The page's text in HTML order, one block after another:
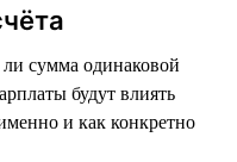
ли сумма одинаковой
будут влиять
и как конкретно